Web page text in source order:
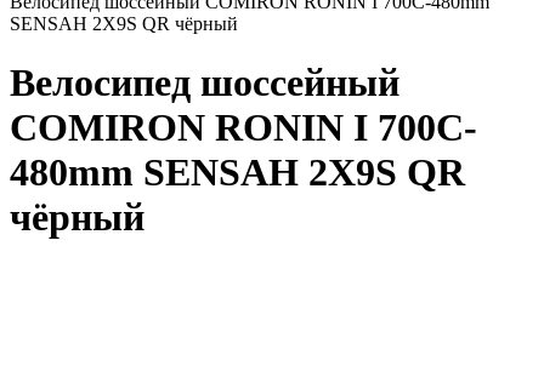
SENSAH 2X9S QR чёрный
Велосипед шоссейный
COMIRON RONIN I 700C-
480mm SENSAH 2X9S QR
чёрный